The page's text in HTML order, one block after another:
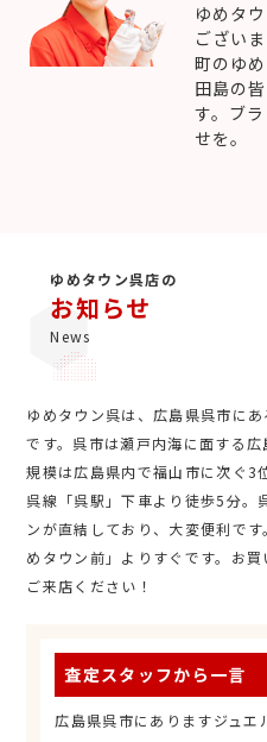
ゆめタ
ござい
町のゆ
田島の
す。ブ
せを。
ゆめタウン呉店の
お知らせ
News
ゆめタウン呉は、広島県呉市に
です。呉市は瀬戸内海に面する
規模は広島県内で福山市に次ぐ3
呉線「呉駅」下車より徒歩5分。
ンが直結しており、大変便利で
めタウン前」よりすぐです。お
ご来店ください！
査定スタッフから一言
広島県呉市にありますジュ